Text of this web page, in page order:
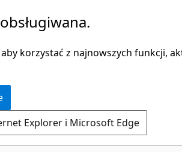
korzystać z najnowszych funkcji,
Explorer i Microsoft Edge